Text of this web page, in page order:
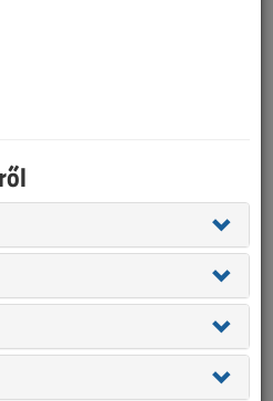
frissült utoljára. A cikkben szereplő
veszíthették, valamint a tartalom
táblázatok stb.).